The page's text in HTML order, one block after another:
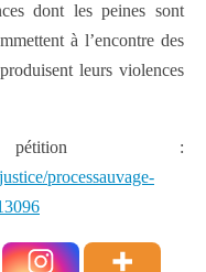
dont les peines sont
à l’encontre des
leurs violences
:
processauvage-